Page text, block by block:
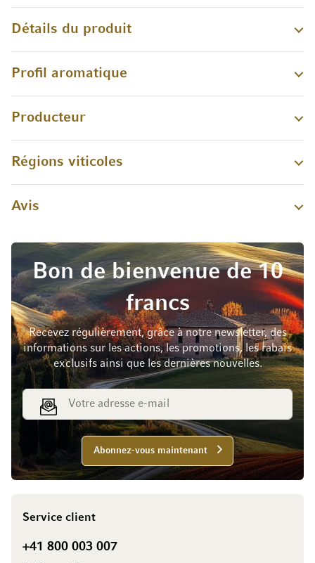
Détails du produit
Profil aromatique
Producteur
Régions viticoles
Avis
Bon de bienvenue de 10
francs
Recevez régulièrement, grâce à notre newsletter, des
informations sur les actions, les promotions, les rabais
exclusifs ainsi que les dernières nouvelles.
Adresse e-mail
Abonnez-vous maintenant
Service client
+41 800 003 007